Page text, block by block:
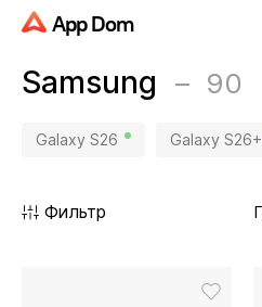
App Dom
Samsung 90
Galaxy S26 Galaxy S26+
Фильтр